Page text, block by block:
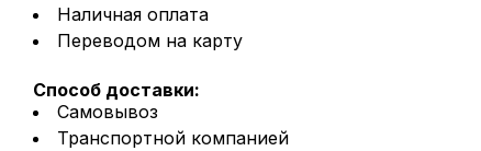
Наличная оплата
Переводом на карту
Способ доставки:
Самовывоз
Транспортной компанией